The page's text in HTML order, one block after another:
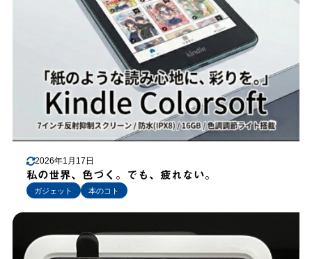
2026年1月17日
私の世界、色づく。でも、疲れない。
ガジェット 本のコト